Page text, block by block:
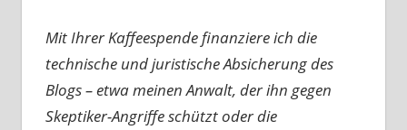
Mit Ihrer Kaffeespende finanziere ich die
technische und juristische Absicherung des
Blogs – etwa meinen Anwalt, der ihn gegen
Skeptiker-Angriffe schützt oder die